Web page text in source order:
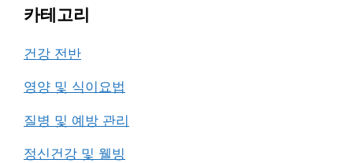
카테고리
건강 전반
영양 및 식이요법
질병 및 예방 관리
정신건강 및 웰빙